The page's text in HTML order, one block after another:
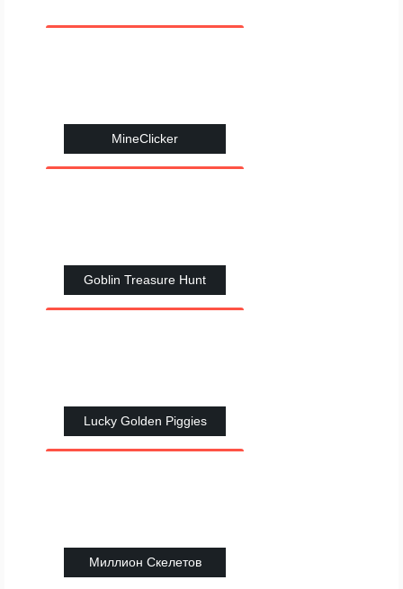
MineClicker
Goblin Treasure Hunt
Lucky Golden Piggies
Миллион Скелетов